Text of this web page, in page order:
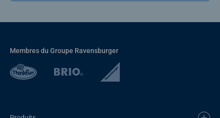
Membres du Groupe Ravensburger